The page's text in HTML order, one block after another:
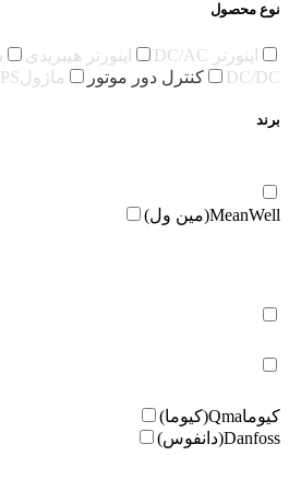
نوع محصول
اینورتر DC/AC اینورتر هیبریدی
DC/DC
کنترل دور موتور ماژولUPS
برند
MeanWell(مین ول)
کیوماQma(کیوما)
Danfoss(دانفوس)